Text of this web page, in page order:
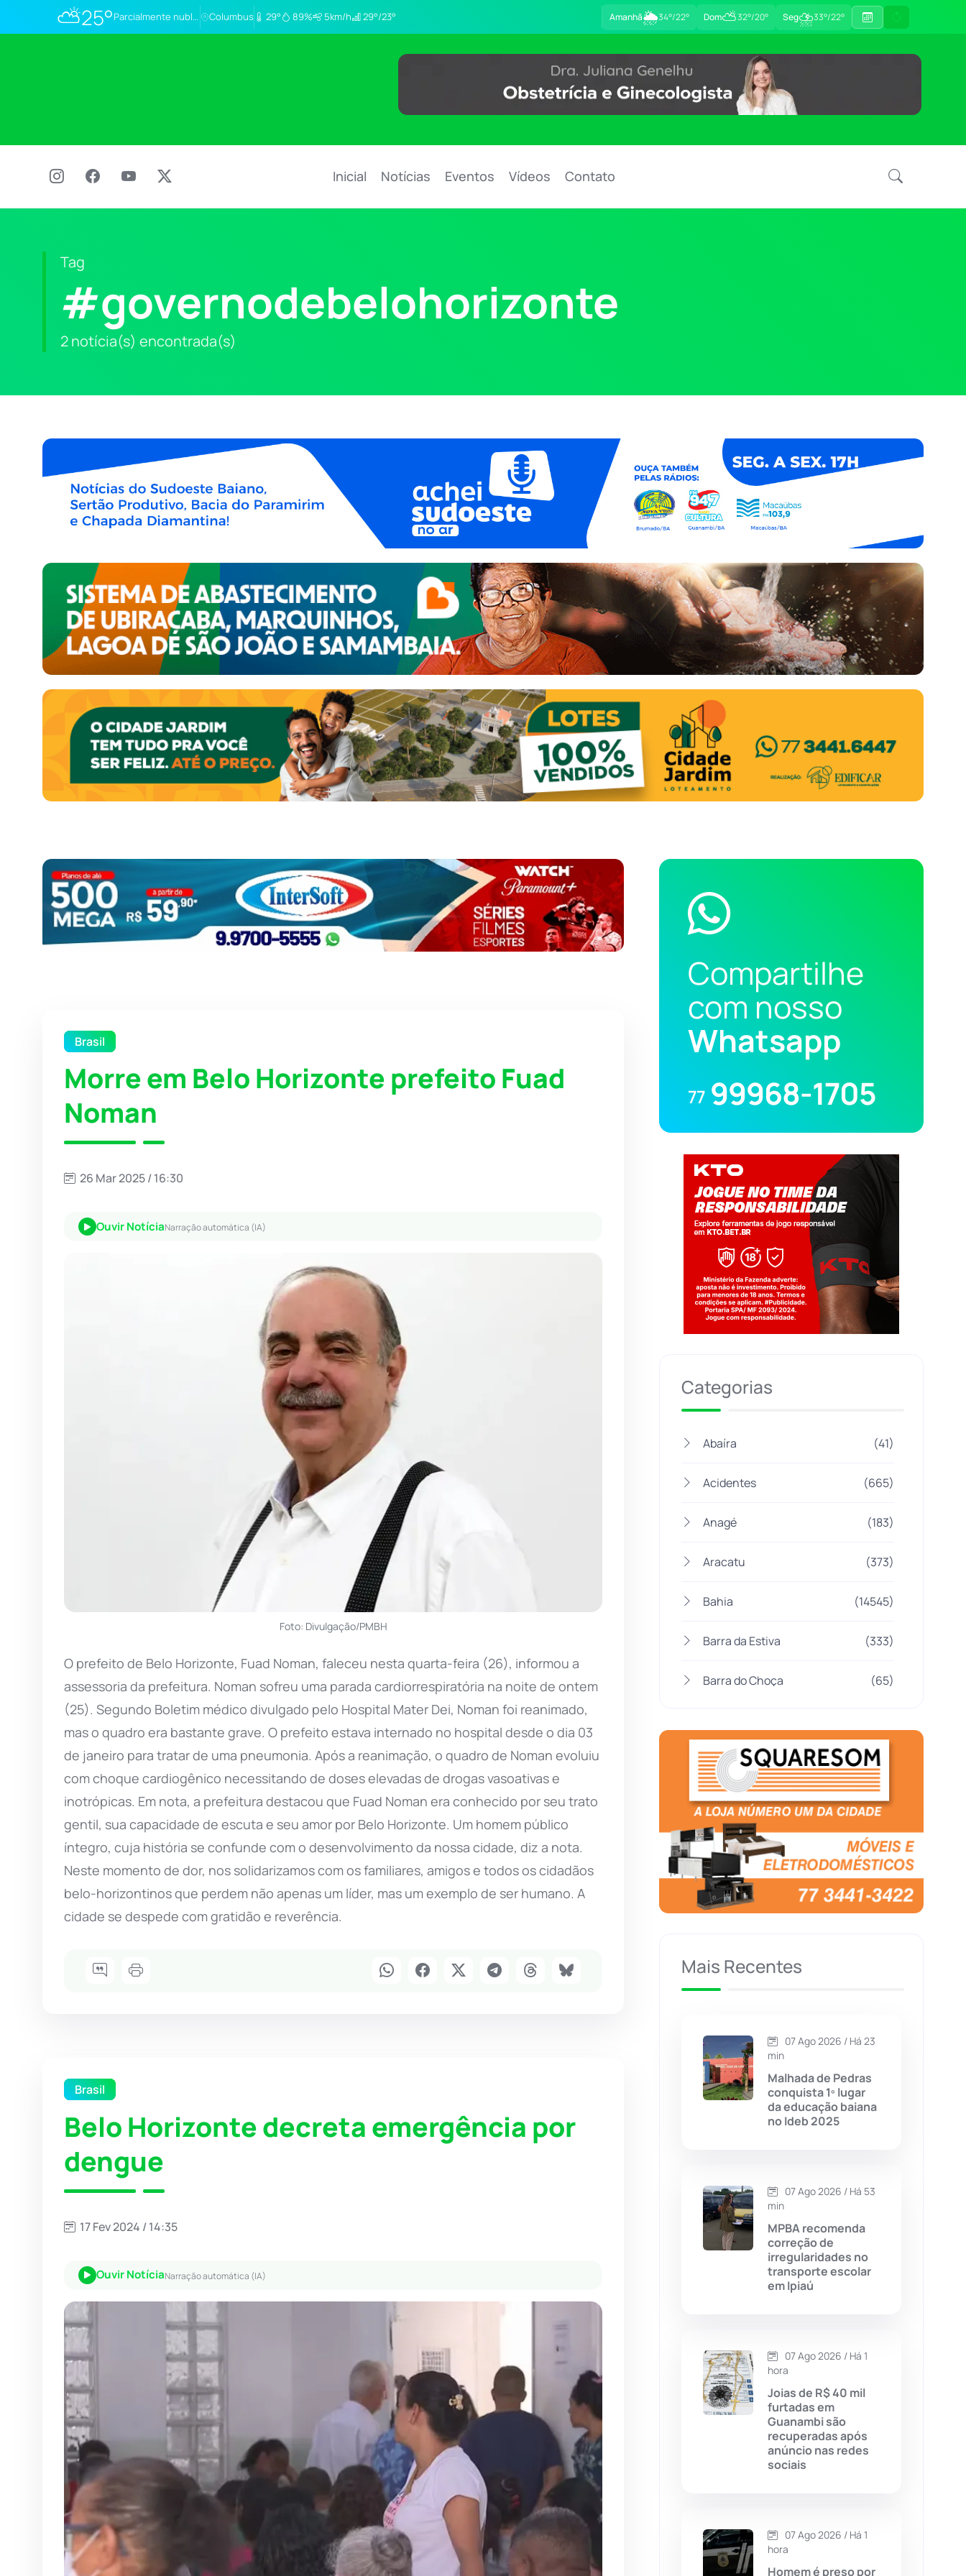
⛅25° Parcialmente nublado Columbus 29° 89% 5km/h 29°/23° Amanhã🌦34°/22° Dom⛅32°/20° Seg⛈33°/22°
Inicial Notícias Eventos Vídeos Contato
Tag
#governodebelohorizonte
2 notícia(s) encontrada(s)
Brasil
Morre em Belo Horizonte prefeito Fuad
Noman
26 Mar 2025 / 16:30
Ouvir NotíciaNarração automática (IA)
Foto: Divulgação/PMBH
O prefeito de Belo Horizonte, Fuad Noman, faleceu nesta quarta-feira (26), informou a
assessoria da prefeitura. Noman sofreu uma parada cardiorrespiratória na noite de ontem
(25). Segundo Boletim médico divulgado pelo Hospital Mater Dei, Noman foi reanimado,
mas o quadro era bastante grave. O prefeito estava internado no hospital desde o dia 03
de janeiro para tratar de uma pneumonia. Após a reanimação, o quadro de Noman evoluiu
com choque cardiogênico necessitando de doses elevadas de drogas vasoativas e
inotrópicas. Em nota, a prefeitura destacou que Fuad Noman era conhecido por seu trato
gentil, sua capacidade de escuta e seu amor por Belo Horizonte. Um homem público
íntegro, cuja história se confunde com o desenvolvimento da nossa cidade, diz a nota.
Neste momento de dor, nos solidarizamos com os familiares, amigos e todos os cidadãos
belo-horizontinos que perdem não apenas um líder, mas um exemplo de ser humano. A
cidade se despede com gratidão e reverência.
Brasil
Belo Horizonte decreta emergência por
dengue
17 Fev 2024 / 14:35
Ouvir NotíciaNarração automática (IA)
Compartilhe
com nosso
Whatsapp
77 99968-1705
Categorias
Abaíra (41)
Acidentes (665)
Anagé (183)
Aracatu (373)
Bahia (14545)
Barra da Estiva (333)
Barra do Choça (65)
Bom Jesus da Lapa (506)
Boquira (152)
Botuporã (72)
Brasil (7679)
Brumado (31955)
Caculé
Caetité (1504)
Candiba (157)
Cândido Sales (121)
Carinhanha (299)
Caturama
Chapada Diamantina (430)
Contendas do Sincorá
Cordeiros
(391)
Érico Cardoso
Mais Recentes
07 Ago 2026 / Há 23
min
Malhada de Pedras
conquista 1º lugar
da educação baiana
no Ideb 2025
07 Ago 2026 / Há 53
min
MPBA recomenda
correção de
irregularidades no
transporte escolar
em Ipiaú
07 Ago 2026 / Há 1
hora
Joias de R$ 40 mil
furtadas em
Guanambi são
recuperadas após
anúncio nas redes
sociais
07 Ago 2026 / Há 1
hora
Homem é preso por